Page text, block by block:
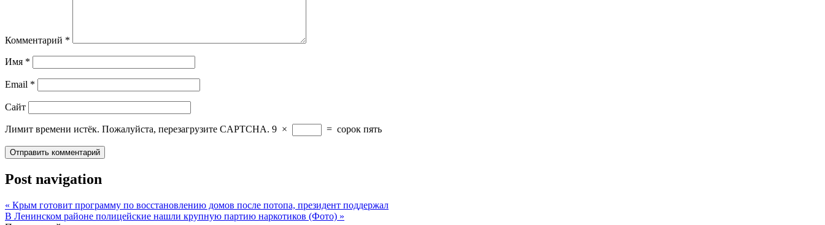
Комментарий *
Имя *
Email *
Сайт
Лимит времени истёк. Пожалуйста, перезагрузите CAPTCHA. 9 × = сорок пять
Post navigation
« Крым готовит программу по восстановлению домов после потопа, президент поддержал
В Ленинском районе полицейские нашли крупную партию наркотиков (Фото) »